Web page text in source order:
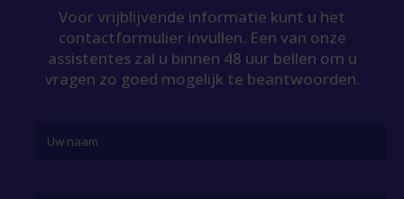
Voor vrijblijvende informatie kunt u het
contactformulier invullen. Een van onze
assistentes zal u binnen 48 uur bellen om u
vragen zo goed mogelijk te beantwoorden.